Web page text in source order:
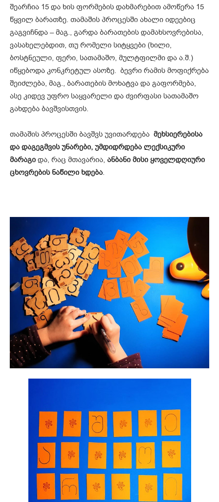
შეარჩია 15 და ხის ფორმების დახმარებით ამოწერა 15
წყვილ ბარათზე. თამაშის პროცესში ახალი იდეებიც
გაგვიჩნდა – მაგ., გარდა ბარათების დამახსოვრებისა,
ვასახელებდით, თუ რომელი სიტყვები (ხილი,
ბოსტნეული, ფერი, სათამაშო, მულტფილმი და ა.შ.)
იწყებოდა კონკრეტულ ასოზე. ბევრი რამის მოფიქრება
შეიძლება, მაგ., ბარათების მოხატვა და გაფორმება,
ასე კიდევ უფრო საყვარელი და ძვირფასი სათამაშო
გახდება ბავშვისთვის.
თამაშის პროცესში ბავშვს უვითარდება მეხსიერებისა
და დაგეგმვის უნარები, უმდიდრდება ლექსიკური
მარაგი და, რაც მთავარია, ანბანი მისი ყოველდღიური
ცხოვრების ნაწილი ხდება.